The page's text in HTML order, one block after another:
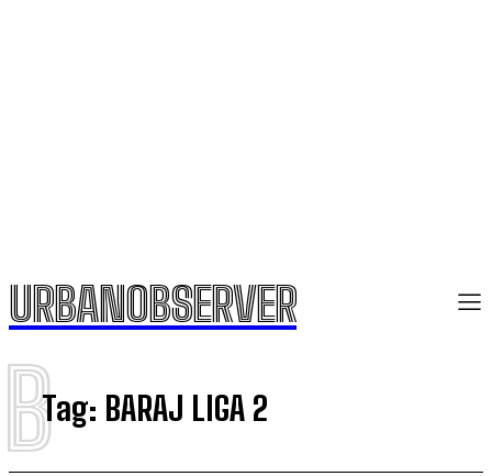
URBANOBSERVER
Tag: BARAJ LIGA 2
B